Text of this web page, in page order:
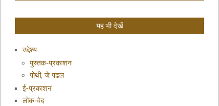
यह भी देखें
उद्देश्य
पुस्तक-प्रकाशन
पोथी, जे पढल
ई-प्रकाशन
लोक-वेद